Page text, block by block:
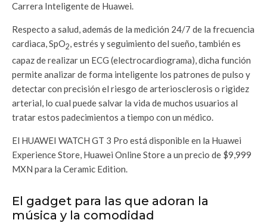
Carrera Inteligente de Huawei.
Respecto a salud, además de la medición 24/7 de la frecuencia
cardiaca, SpO2, estrés y seguimiento del sueño, también es
capaz de realizar un ECG (electrocardiograma), dicha función
permite analizar de forma inteligente los patrones de pulso y
detectar con precisión el riesgo de arteriosclerosis o rigidez
arterial, lo cual puede salvar la vida de muchos usuarios al
tratar estos padecimientos a tiempo con un médico.
El HUAWEI WATCH GT 3 Pro está disponible en la Huawei
Experience Store, Huawei Online Store a un precio de $9,999
MXN para la Ceramic Edition.
El gadget para las que adoran la
música y la comodidad